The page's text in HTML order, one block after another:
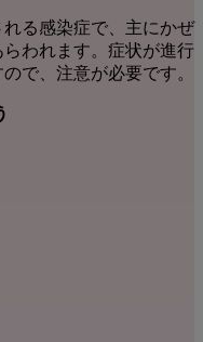
る感染症で、主にかぜ
われます。症状が進行
で、注意が必要です。